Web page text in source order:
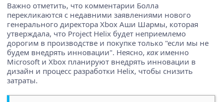
Важно отметить, что комментарии Болла
перекликаются с недавними заявлениями нового
генерального директора Xbox Аши Шармы, которая
утверждала, что Project Helix будет неприемлемо
дорогим в производстве и покупке только "если мы не
будем внедрять инновации". Неясно, какименно
Microsoft и Xbox планируют внедрять инновации в
дизайн и процесс разработки Helix, чтобы снизить
затраты.